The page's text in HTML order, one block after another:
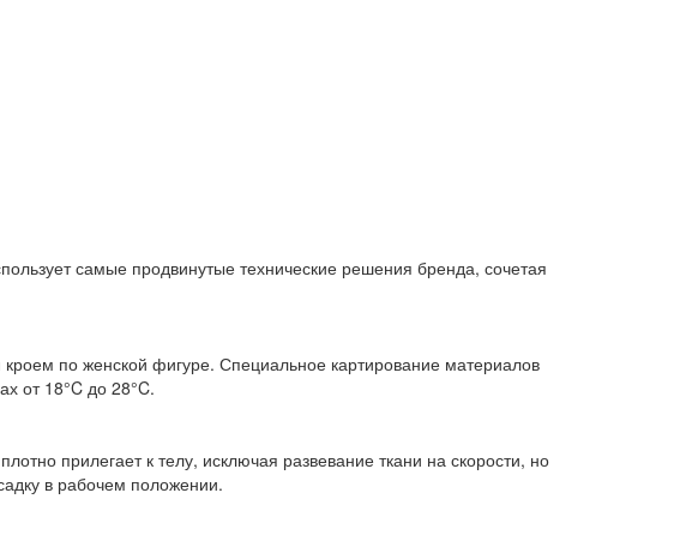
самые продвинутые технические решения бренда, сочетая
по женской фигуре. Специальное картирование материалов
от 18°C до 28°C.
прилегает к телу, исключая развевание ткани на скорости, но
в рабочем положении.